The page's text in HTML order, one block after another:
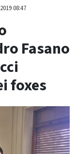
08:47
Fasano
foxes